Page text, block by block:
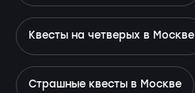
Квесты на четверых в Москве
Страшные квесты в Москве